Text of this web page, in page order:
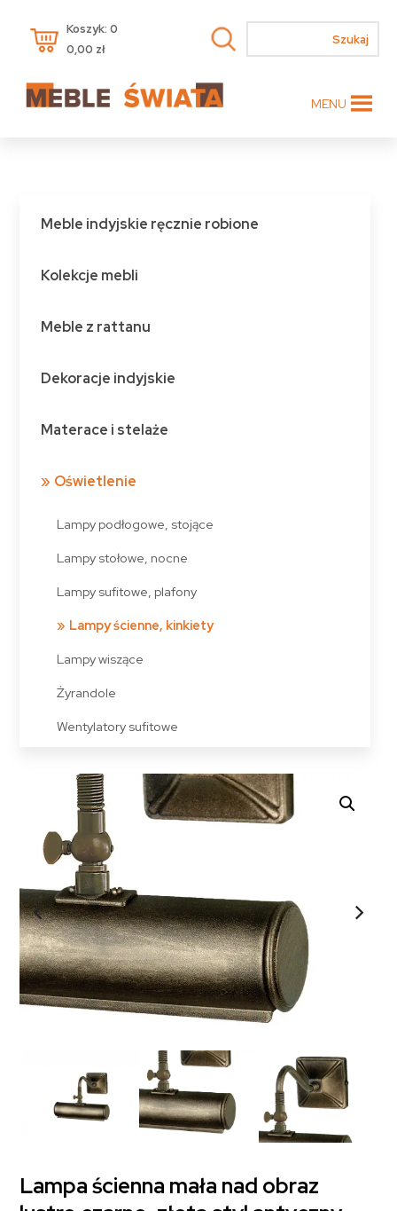
Koszyk: 0
0,00 zł
MENU
Meble indyjskie ręcznie robione
Kolekcje mebli
Meble z rattanu
Dekoracje indyjskie
Materace i stelaże
Oświetlenie
Lampy podłogowe, stojące
Lampy stołowe, nocne
Lampy sufitowe, plafony
Lampy ścienne, kinkiety
Lampy wiszące
Żyrandole
Wentylatory sufitowe
Lampa ścienna mała nad obraz